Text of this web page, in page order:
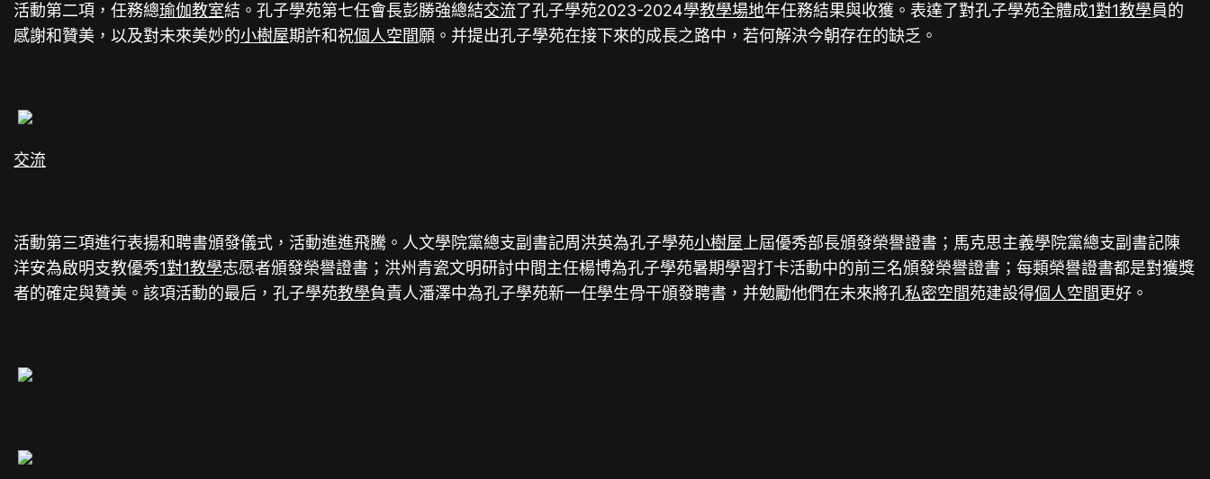
活動第二項，任務總瑜伽教室結。孔子學苑第七任會長彭勝強總結交流了孔子學苑2023-2024學教學場地年任務結果與收獲。表達了對孔子學苑全體成1對1教學員的
感謝和贊美，以及對未來美妙的小樹屋期許和祝個人空間願。并提出孔子學苑在接下來的成長之路中，若何解決今朝存在的缺乏。
交流
活動第三項進行表揚和聘書頒發儀式，活動進進飛騰。人文學院黨總支副書記周洪英為孔子學苑小樹屋上屆優秀部長頒發榮譽證書；馬克思主義學院黨總支副書記陳
洋安為啟明支教優秀1對1教學志愿者頒發榮譽證書；洪州青瓷文明研討中間主任楊博為孔子學苑暑期學習打卡活動中的前三名頒發榮譽證書；每類榮譽證書都是對獲獎
者的確定與贊美。該項活動的最后，孔子學苑教學負責人潘澤中為孔子學苑新一任學生骨干頒發聘書，并勉勵他們在未來將孔私密空間苑建設得個人空間更好。